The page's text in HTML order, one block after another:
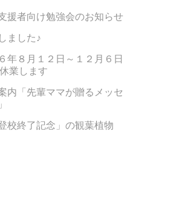
援者向け勉強会のお知らせ
ました♪
年８月１２日～１２月６日
業します
内「先輩ママが贈るメッセ
登校終了記念」の観葉植物